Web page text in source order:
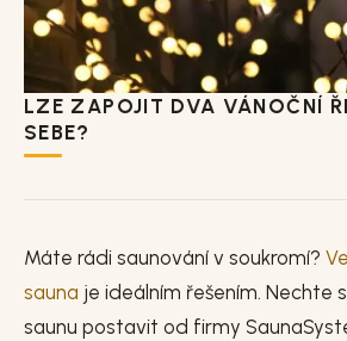
LZE ZAPOJIT DVA VÁNOČNÍ
SEBE?
Máte rádi saunování v soukromí?
sauna je ideálním řešením. Nechte
saunu postavit od firmy